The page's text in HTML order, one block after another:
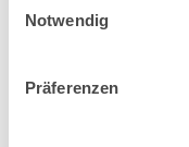
Notwendig
Präferenzen